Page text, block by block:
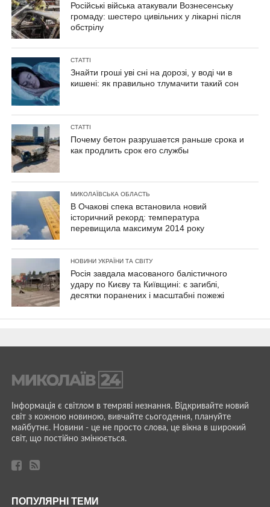
Російські війська атакували Вознесенську
громаду: шестеро цивільних у лікарні після
обстрілу
СТАТТІ
Знайти гроші уві сні на дорозі, у воді чи в
кишені: як правильно тлумачити такий сон
СТАТТІ
Почему бетон разрушается раньше срока и
как продлить срок его службы
МИКОЛАЇВСЬКА ОБЛАСТЬ
В Очакові спека встановила новий
історичний рекорд: температура
перевищила максимум 2014 року
НОВИНИ УКРАЇНИ ТА СВІТУ
Росія завдала масованого балістичного
удару по Києву та Київщині: є загиблі,
десятки поранених і масштабні пожежі
Інформація є світлом в темряві незнання. Відкривайте новий
світ з кожною новиною, вивчайте сьогодення, плануйте
майбутнє. Новини - це не просто слова, це вікна в широкий
світ, що постійно змінюється.
ПОПУЛЯРНІ ТЕМИ